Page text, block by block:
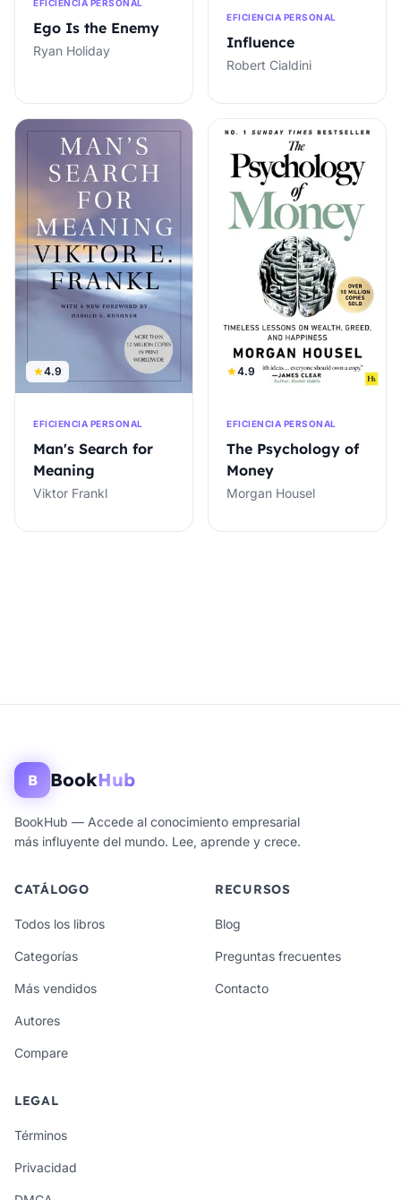
EFICIENCIA PERSONAL
Ego Is the Enemy
Ryan Holiday
EFICIENCIA PERSONAL
Influence
Robert Cialdini
4.9
EFICIENCIA PERSONAL
Man's Search for
Meaning
Viktor Frankl
4.9
EFICIENCIA PERSONAL
The Psychology of
Money
Morgan Housel
B BookHub
BookHub — Accede al conocimiento empresarial
más influyente del mundo. Lee, aprende y crece.
CATÁLOGO
Todos los libros
Categorías
Más vendidos
Autores
Compare
RECURSOS
Blog
Preguntas frecuentes
Contacto
LEGAL
Términos
Privacidad